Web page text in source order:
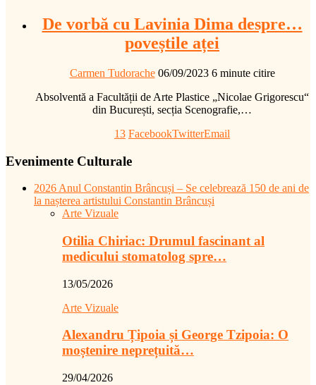
De vorbă cu Lavinia Dima despre…
poveștile aței
Carmen Tudorache 06/09/2023 6 minute citire
Absolventă a Facultății de Arte Plastice „Nicolae Grigorescu“
din București, secția Scenografie,…
13 FacebookTwitterEmail
Evenimente Culturale
2026 Anul Constantin Brâncuși – Se celebrează 150 de ani de
la nașterea artistului Constantin Brâncuși
Arte Vizuale
Otilia Chiriac: Drumul fascinant al
medicului stomatolog spre…
13/05/2026
Arte Vizuale
Alexandru Țipoia și George Tzipoia: O
moștenire neprețuită…
29/04/2026